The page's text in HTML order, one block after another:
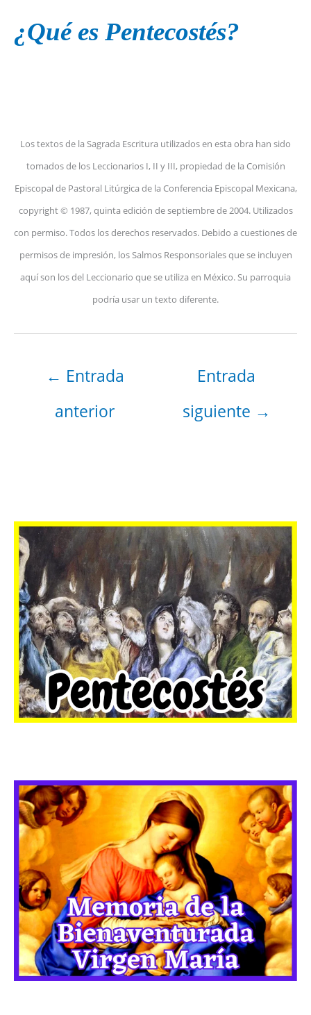
¿Qué es Pentecostés?
Los textos de la Sagrada Escritura utilizados en esta obra han sido
tomados de los Leccionarios I, II y III, propiedad de la Comisión
Episcopal de Pastoral Litúrgica de la Conferencia Episcopal Mexicana,
copyright © 1987, quinta edición de septiembre de 2004. Utilizados
con permiso. Todos los derechos reservados. Debido a cuestiones de
permisos de impresión, los Salmos Responsoriales que se incluyen
aquí son los del Leccionario que se utiliza en México. Su parroquia
podría usar un texto diferente.
← Entrada
anterior
Entrada
siguiente →